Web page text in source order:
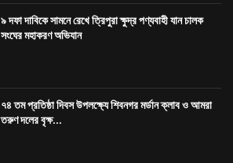
৯ দফা দাবিকে সামনে রেখে ত্রিপুরা ক্ষুদ্র পণ্যবাহী যান চালক
সংঘের মহাকরণ অভিযান
৭৪ তম প্রতিষ্ঠা দিবস উপলক্ষ্যে শিবনগর মর্ডান ক্লাব ও আমরা
তরুণ দলের বৃক্ষ...